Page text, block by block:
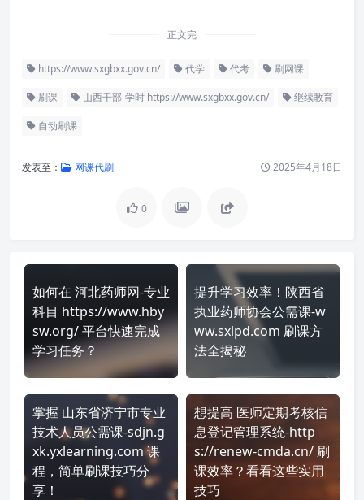
正文完
https://www.sxgbxx.gov.cn/ 代学 代考 刷网课
刷课 山西干部-学时 https://www.sxgbxx.gov.cn/ 继续教育
自动刷课
发表至： 网课代刷 2025年4月18日
0
如何在 河北药师网-专业
科目 https://www.hby
sw.org/ 平台快速完成
学习任务？
提升学习效率！陕西省
执业药师协会公需课-w
ww.sxlpd.com 刷课方
法全揭秘
掌握 山东省济宁市专业
技术人员公需课-sdjn.g
xk.yxlearning.com 课
程，简单刷课技巧分
享！
想提高 医师定期考核信
息登记管理系统-http
s://renew-cmda.cn/ 刷
课效率？看看这些实用
技巧